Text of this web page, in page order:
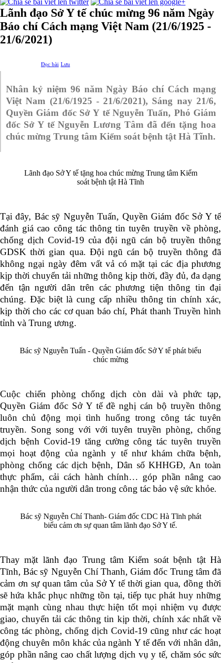
Lãnh đạo Sở Y tế chúc mừng 96 năm Ngày
Báo chí Cách mạng Việt Nam (21/6/1925 -
21/6/2021)
Đọc bài Lưu
Nhân kỷ niệm 96 năm Ngày Báo chí Cách mạng
Việt Nam (21/6/1925 - 21/6/2021), Sáng nay 21/6,
Quyền Giám đốc Sở Y tế Nguyễn Tuấn, Phó Giám
đốc Sở Y tế Nguyễn Lương Tâm đã đến tặng hoa
chúc mừng Trung tâm Kiểm soát bệnh tật Hà Tĩnh.
Lãnh đạo Sở Y tế tặng hoa chúc mừng Trung tâm Kiểm
soát bệnh tật Hà Tĩnh
Tại đây, Bác sỹ Nguyễn Tuấn, Quyền Giám đốc Sở Y tế
đánh giá cao công tác thông tin tuyên truyền về phòng,
chống dịch Covid-19 của đội ngũ cán bộ truyền thông
GDSK thời gian qua. Đội ngũ cán bộ truyền thông đã
không ngại ngày đêm vất vả có mặt tại các địa phương
kịp thời chuyển tải những thông kịp thời, đầy đủ, đa dạng
đến tận người dân trên các phương tiện thông tin đại
chúng. Đặc biệt là cung cấp nhiều thông tin chính xác,
kịp thời cho các cơ quan báo chí, Phát thanh Truyền hình
tỉnh và Trung ương.
Bác sỹ Nguyễn Tuấn - Quyền Giám đốc Sở Y tế phát biểu
chúc mừng
Cuộc chiến phòng chống dịch còn dài và phức tạp,
Quyền Giám đốc Sở Y tế đề nghị cán bộ truyền thông
luôn chủ động mọi tình huống trong công tác tuyên
truyền. Song song với với tuyên truyền phòng, chống
dịch bệnh Covid-19 tăng cường công tác tuyên truyền
mọi hoạt động của ngành y tế như khám chữa bệnh,
phòng chống các dịch bệnh, Dân số KHHGĐ, An toàn
thực phẩm, cải cách hành chính… góp phần nâng cao
nhận thức của người dân trong công tác bảo vệ sức khỏe.
Bác sỹ Nguyễn Chí Thanh- Giám đốc CDC Hà Tĩnh phát
biểu cảm ơn sự quan tâm lãnh đạo Sở Y tế.
Thay mặt lãnh đạo Trung tâm Kiểm soát bệnh tật Hà
Tĩnh, Bác sỹ Nguyễn Chí Thanh, Giám đốc Trung tâm đã
cảm ơn sự quan tâm của Sở Y tế thời gian qua, đồng thời
sẽ hứa khắc phục những tồn tại, tiếp tục phát huy những
mặt mạnh cùng nhau thực hiện tốt mọi nhiệm vụ được
giao, chuyển tải các thông tin kịp thời, chính xác nhất về
công tác phòng, chống dịch Covid-19 cũng như các hoạt
động chuyên môn khác của ngành Y tế đến với nhân dân,
góp phần nâng cao chất lượng dịch vụ y tế, chăm sóc sức